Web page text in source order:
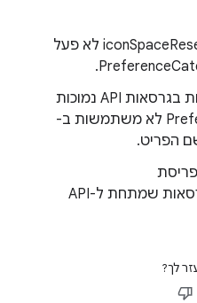
תוקנה הבעיה שבה iconSpaceReserved לא פעל
תוקן באפליקציות שפועלות בגרסאות API נמוכות
מ-21: PreferenceCategories לא משתמשות ב-
SeekBarPreference בגרסאות שמתחת ל-API
לך?